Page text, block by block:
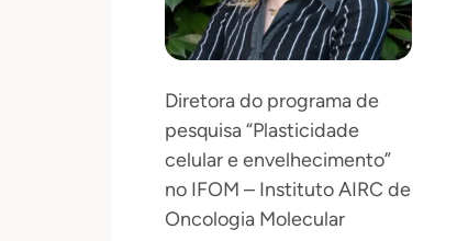
Diretora do programa de
pesquisa “Plasticidade
celular e envelhecimento”
no IFOM – Instituto AIRC de
Oncologia Molecular